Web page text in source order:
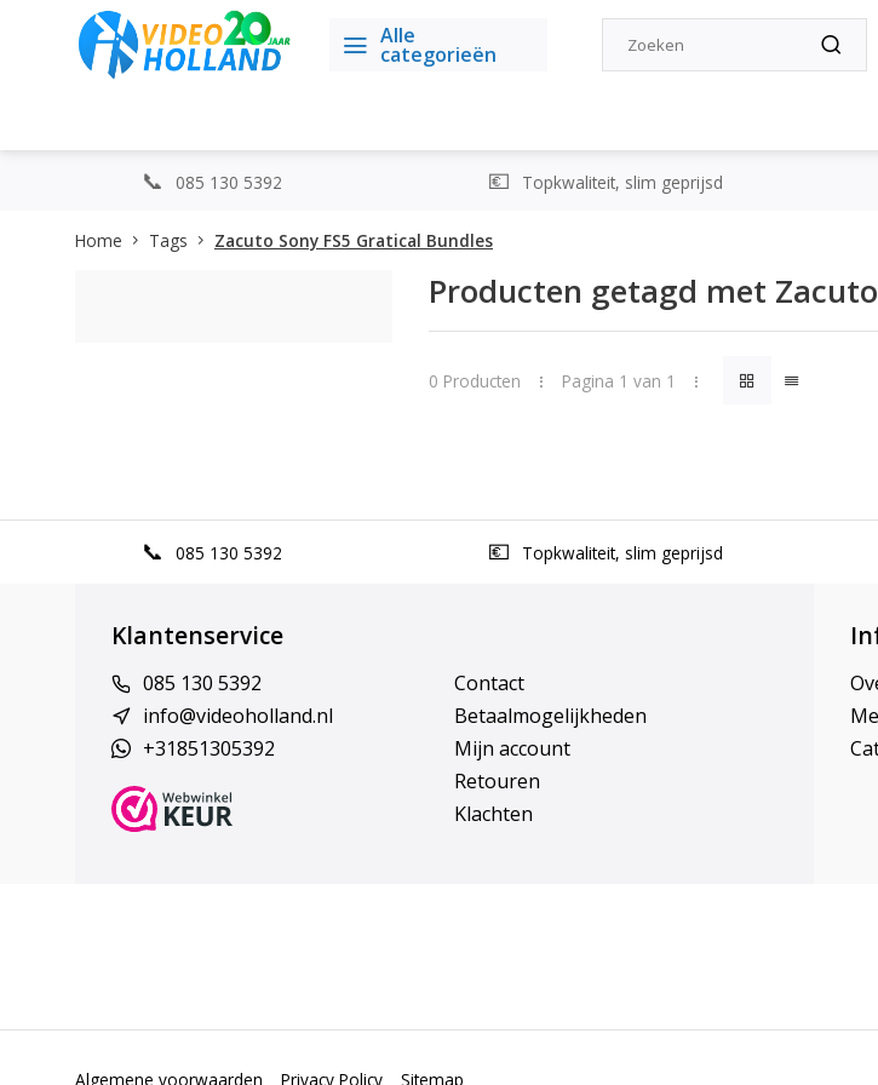
Alle
categorieën
085 130 5392 Topkwaliteit, slim geprijsd
Home Tags Zacuto Sony FS5 Gratical Bundles
Producten getagd met
0 Producten Pagina 1 van 1
085 130 5392 Topkwaliteit, slim geprijsd
Klantenservice
085 130 5392
info@videoholland.nl
+31851305392
Contact
Betaalmogelijkheden
Mijn account
Retouren
Klachten
Algemene voorwaarden Privacy Policy Sitemap